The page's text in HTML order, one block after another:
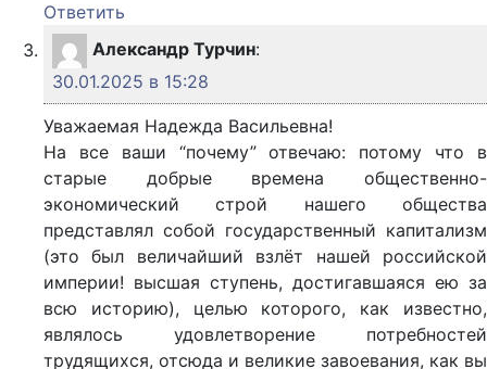
Ответить
Александр Турчин:
30.01.2025 в 15:28
Уважаемая Надежда Васильевна!
На все ваши “почему” отвечаю: потому что в
старые добрые времена общественно-
экономический строй нашего общества
представлял собой государственный капитализм
(это был величайший взлёт нашей российской
империи! высшая ступень, достигавшаяся ею за
всю историю), целью которого, как известно,
являлось удовлетворение потребностей
трудящихся, отсюда и великие завоевания, как вы